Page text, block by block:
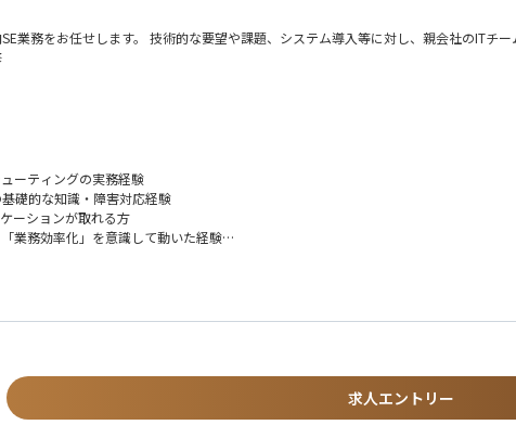
レード、評価の過程において、良好な顧客関係を構築する。
業務をお任せします。 技術的な要望や課題、システム導入等に対し、親会社のITチー
ラブル解消）等
管理、既存のプログラムをもとに簡単なデータの抽出や修正対応をお任せいたします。
携しながらシステムの移行やネットワーク環境の整備など進めていただきます。
り
です。
分野において長年培ってきた技術力を強みに、国内外の半導体メーカーおよび関連
給を行っています。
ーティングの実務経験
礎的な知識・障害対応経験
ーションが取れる方
業務効率化」を意識して動いた経験
業務経験（年数不問）
用保守経験（規模不問）
業務自動化やデータ抽出の経験
などのIT関連資格
求人エントリー